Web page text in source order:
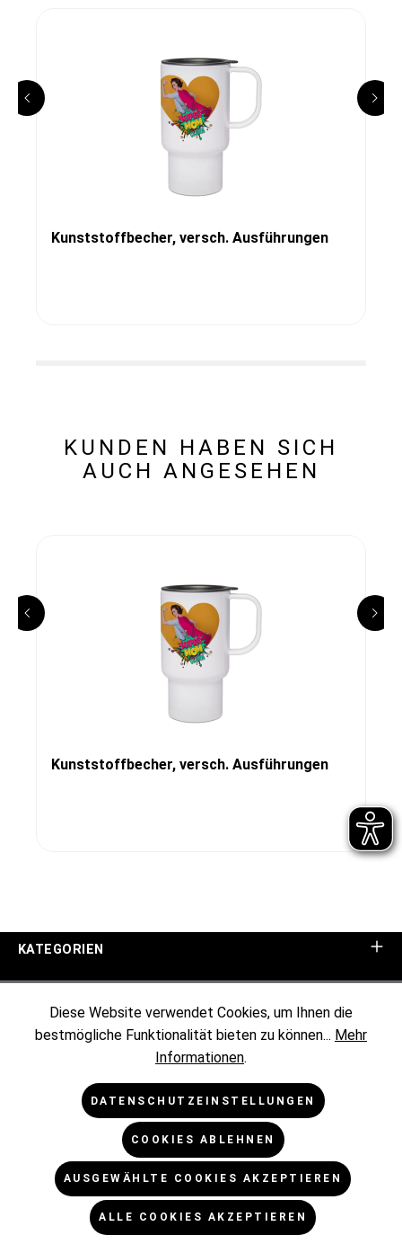
Kunststoffbecher, versch. Ausführungen
KUNDEN HABEN SICH
AUCH ANGESEHEN
Kunststoffbecher, versch. Ausführungen
KATEGORIEN
KUNDENINFORMATIONEN
RECHTLICHES
* Alle Preise exkl. gesetzl. Mehrwertsteuer zzgl.
Versandkosten
und ggf. Nachnahmegebühren, wenn nicht
Diese Website verwendet Cookies, um Ihnen die
bestmögliche Funktionalität bieten zu können... Mehr
Informationen.
DATENSCHUTZEINSTELLUNGEN
COOKIES ABLEHNEN
AUSGEWÄHLTE COOKIES AKZEPTIEREN
ALLE COOKIES AKZEPTIEREN